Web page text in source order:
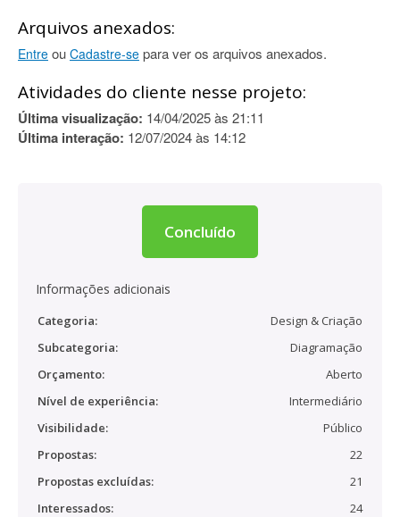
Arquivos anexados:
Entre ou Cadastre-se para ver os arquivos anexados.
Atividades do cliente nesse projeto:
Última visualização: 14/04/2025 às 21:11
Última interação: 12/07/2024 às 14:12
Concluído
Informações adicionais
Categoria:
Design & Criação
Subcategoria:
Diagramação
Orçamento:
Aberto
Nível de experiência:
Intermediário
Visibilidade:
Público
Propostas:
22
Propostas excluídas:
21
Interessados:
24